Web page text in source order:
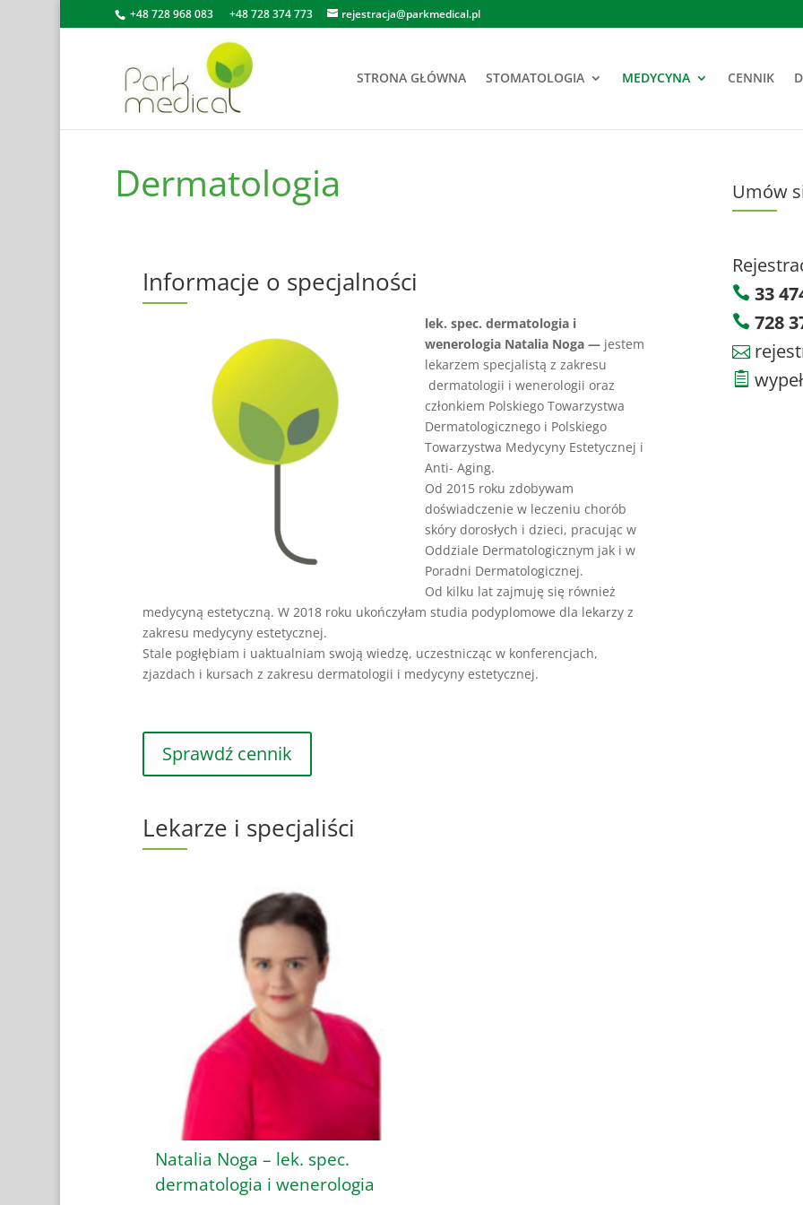
+48 728 968 083 +48 728 374 773 rejestracja@parkmedical.pl
STRONA GŁÓWNA STOMATOLOGIA MEDYCYNA CENNIK
Dermatologia
Informacje o specjalności
lek. spec. dermatologia i
wenerologia Natalia Noga — jestem
lekarzem specjalistą z zakresu
dermatologii i wenerologii oraz
członkiem Polskiego Towarzystwa
Dermatologicznego i Polskiego
Towarzystwa Medycyny Estetycznej i
Anti- Aging.
Od 2015 roku zdobywam
doświadczenie w leczeniu chorób
skóry dorosłych i dzieci, pracując w
Oddziale Dermatologicznym jak i w
Poradni Dermatologicznej.
Od kilku lat zajmuję się również
medycyną estetyczną. W 2018 roku ukończyłam studia podyplomowe dla lekarzy z
zakresu medycyny estetycznej.
Stale pogłębiam i uaktualniam swoją wiedzę, uczestnicząc w konferencjach,
zjazdach i kursach z zakresu dermatologii i medycyny estetycznej.
Sprawdź cennik
Lekarze i specjaliści
Natalia Noga – lek. spec.
dermatologia i wenerologia
Umów
33
728

